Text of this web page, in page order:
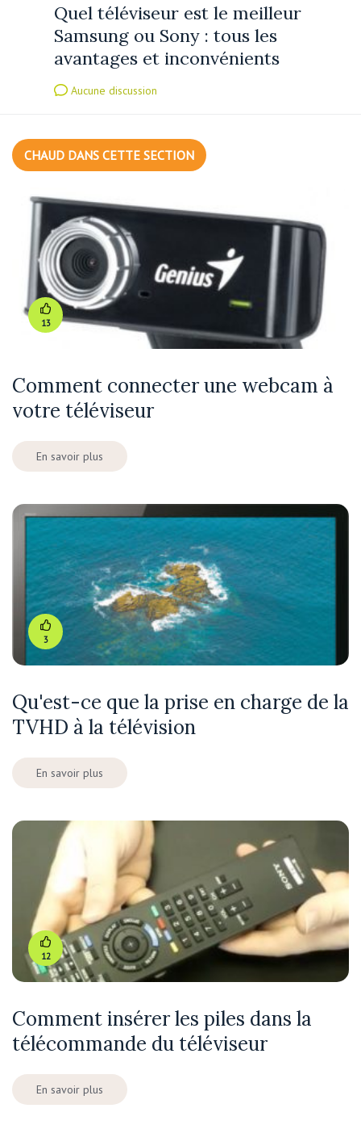
Quel téléviseur est le meilleur
Samsung ou Sony : tous les
avantages et inconvénients
Aucune discussion
CHAUD DANS CETTE SECTION
13
Comment connecter une webcam à
votre téléviseur
En savoir plus
3
Qu'est-ce que la prise en charge de la
TVHD à la télévision
En savoir plus
12
Comment insérer les piles dans la
télécommande du téléviseur
En savoir plus